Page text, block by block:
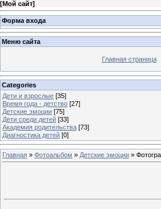
[Мой сайт]
Форма входа
Меню сайта
Главная страница
Categories
Дети и взрослые [35]
Время года - детство [27]
Детские эмоции [75]
Дети среди детей [33]
Академия родительства [73]
Диагностика детей [0]
Главная » Фотоальбом » Детские эмоции »